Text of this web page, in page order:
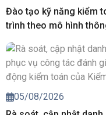
Đào tạo kỹ năng kiểm
trình theo mô hình
05/08/2026